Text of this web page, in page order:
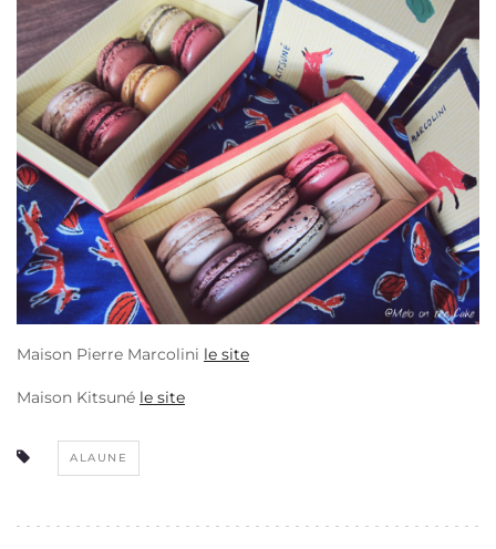
Maison Pierre Marcolini le site
Maison Kitsuné le site
ALAUNE